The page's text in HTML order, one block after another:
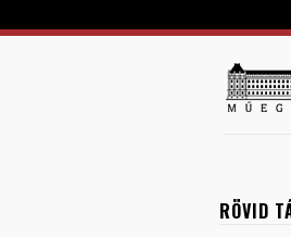
RÖVID